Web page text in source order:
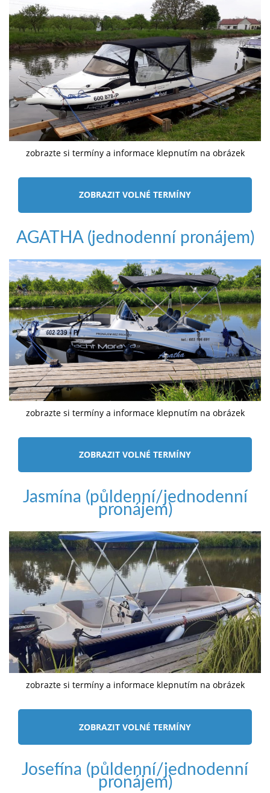
zobrazte si termíny a informace klepnutím na obrázek
ZOBRAZIT VOLNÉ TERMÍNY
AGATHA (jednodenní pronájem)
zobrazte si termíny a informace klepnutím na obrázek
ZOBRAZIT VOLNÉ TERMÍNY
Jasmína (půldenní/jednodenní
pronájem)
zobrazte si termíny a informace klepnutím na obrázek
ZOBRAZIT VOLNÉ TERMÍNY
Josefína (půldenní/jednodenní
pronájem)